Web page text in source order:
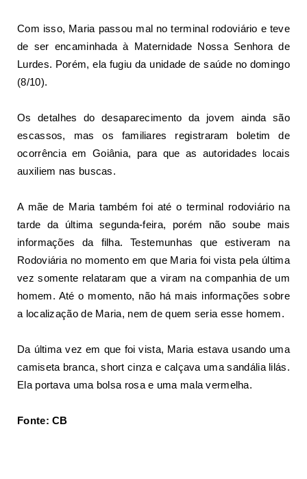
Com isso, Maria passou mal no terminal rodoviário e teve
de ser encaminhada à Maternidade Nossa Senhora de
Lurdes. Porém, ela fugiu da unidade de saúde no domingo
(8/10).
Os detalhes do desaparecimento da jovem ainda são
escassos, mas os familiares registraram boletim de
ocorrência em Goiânia, para que as autoridades locais
auxiliem nas buscas.
A mãe de Maria também foi até o terminal rodoviário na
tarde da última segunda-feira, porém não soube mais
informações da filha. Testemunhas que estiveram na
Rodoviária no momento em que Maria foi vista pela última
vez somente relataram que a viram na companhia de um
homem. Até o momento, não há mais informações sobre
a localização de Maria, nem de quem seria esse homem.
Da última vez em que foi vista, Maria estava usando uma
camiseta branca, short cinza e calçava uma sandália lilás.
Ela portava uma bolsa rosa e uma mala vermelha.
Fonte: CB